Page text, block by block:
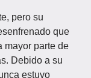
pero su
que
mayor parte de
Debido a su
estuvo